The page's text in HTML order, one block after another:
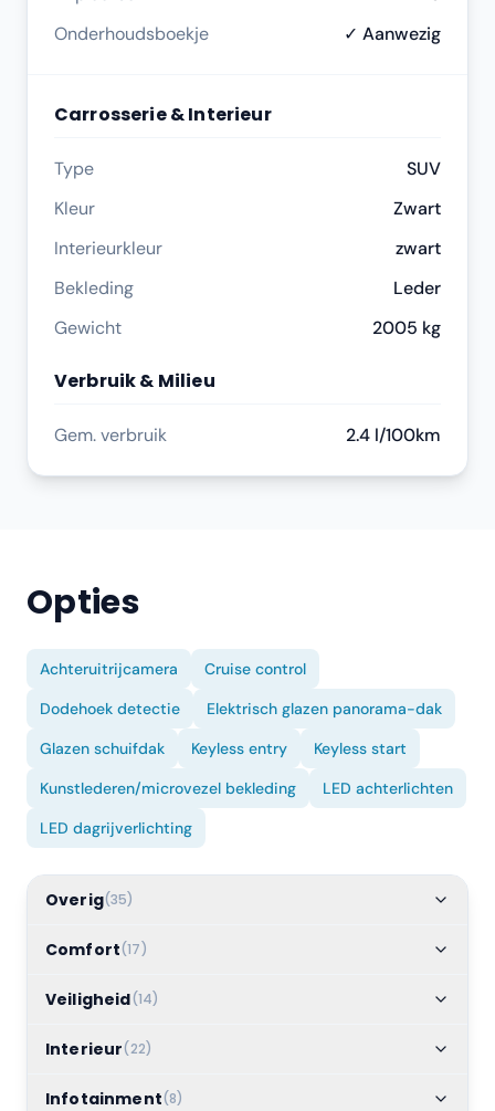
Onderhoudsboekje
✓ Aanwezig
Carrosserie & Interieur
Type
SUV
Kleur
Zwart
Interieurkleur
zwart
Bekleding
Leder
Gewicht
2005 kg
Verbruik & Milieu
Gem. verbruik 2.4 l/100km
Opties
Achteruitrijcamera
Cruise control
Dodehoek detectie
Elektrisch glazen panorama-dak
Glazen schuifdak
Keyless entry
Keyless start
Kunstlederen/microvezel bekleding
LED achterlichten
LED dagrijverlichting
Overig(35)
Comfort(17)
Veiligheid(14)
Interieur(22)
Infotainment(8)